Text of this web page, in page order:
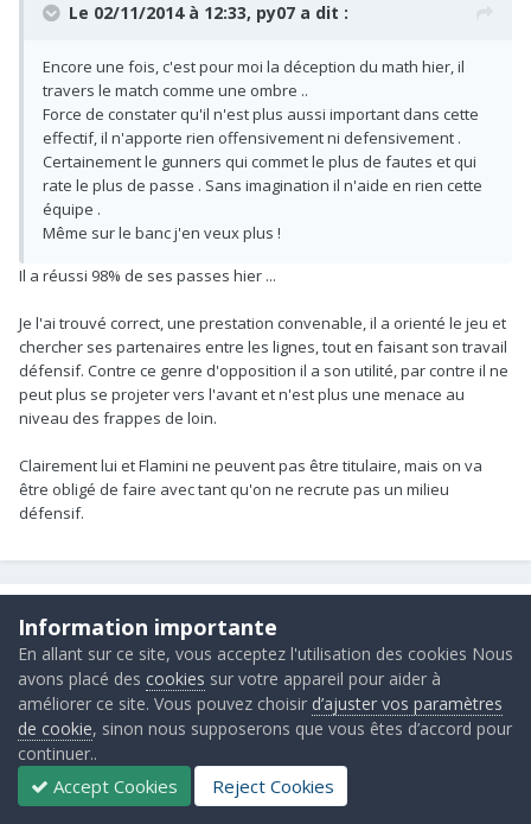
Le 02/11/2014 à 12:33, py07 a dit :
Encore une fois, c'est pour moi la déception du math hier, il
travers le match comme une ombre ..
Force de constater qu'il n'est plus aussi important dans cette
effectif, il n'apporte rien offensivement ni defensivement .
Certainement le gunners qui commet le plus de fautes et qui
rate le plus de passe . Sans imagination il n'aide en rien cette
équipe .
Même sur le banc j'en veux plus !
Il a réussi 98% de ses passes hier ...
Je l'ai trouvé correct, une prestation convenable, il a orienté le jeu et
chercher ses partenaires entre les lignes, tout en faisant son travail
défensif. Contre ce genre d'opposition il a son utilité, par contre il ne
peut plus se projeter vers l'avant et n'est plus une menace au
niveau des frappes de loin.
Clairement lui et Flamini ne peuvent pas être titulaire, mais on va
être obligé de faire avec tant qu'on ne recrute pas un milieu
défensif.
The Wilsh
Posté(e)le 2 novembre 2014
Je suis pas d'accord, on est loin du meilleur Arteta, mais un Flamini à
côté est incapable d'apporter sa qualité de passe. Il en a pas fait
assez à la construction mais c'était pas zéro, c'est faux.
Et puis les 98% de passes c'était surtout pour répondre à "il rate le
plus de passes". Après ta comparaison avec Colback je trouve qu'il
Information importante
En allant sur ce site, vous acceptez l'utilisation des cookies Nous
avons placé des cookies sur votre appareil pour aider à
améliorer ce site. Vous pouvez choisir d’ajuster vos paramètres
de cookie, sinon nous supposerons que vous êtes d’accord pour
continuer..
Accept Cookies Reject Cookies